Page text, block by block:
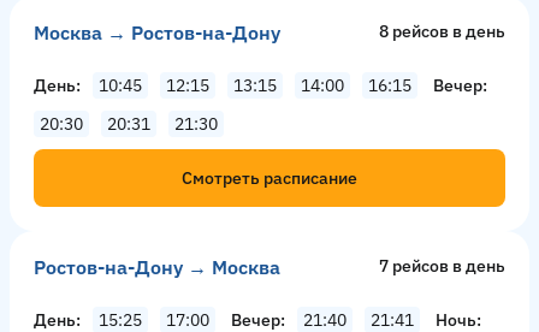
Москва → Ростов-на-Дону 8 рейсов в день
День 10:45 12:15 13:15 14:00 16:15
Вечер
20:30
20:31 21:30
Смотреть расписание
Ростов-на-Дону → Москва 7 рейсов в день
День 15:25 17:00 Вечер 21:40 21:41
Ночь